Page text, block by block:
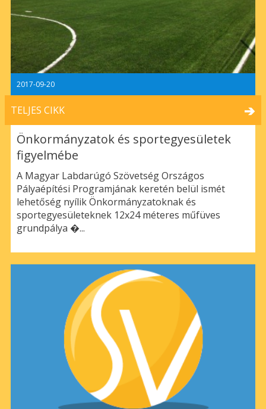
2017-09-20
TELJES CIKK
Önkormányzatok és sportegyesületek
figyelmébe
A Magyar Labdarúgó Szövetség Országos
Pályaépítési Programjának keretén belül ismét
lehetőség nyílik Önkormányzatoknak és
sportegyesületeknek 12x24 méteres műfüves
grundpálya �...